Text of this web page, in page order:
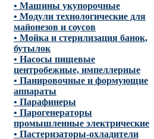
• Машины укупорочные
• Модули технологические для
майонезов и соусов
• Мойка и стерилизация банок,
бутылок
• Насосы пищевые
центробежные, импеллерные
• Панировочные и формующие
аппараты
• Парафинеры
• Парогенераторы
промышленные электрические
• Пастеризаторы-охладители